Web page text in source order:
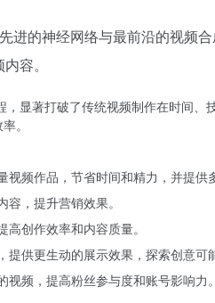
进的神经网络与最前沿的视频
容。
显著打破了传统视频制作在时间
。
频作品，节省时间和精力，并提供
，提升营销效果。
创作效率和内容质量。
供更生动的展示效果，探索创意可
频，提高粉丝参与度和账号影响力。